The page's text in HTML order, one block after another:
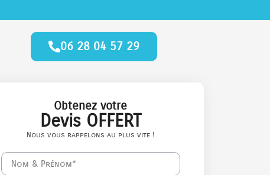
06 28 04 57 29
Obtenez votre
Devis OFFERT
Nous vous rappelons au plus vite !